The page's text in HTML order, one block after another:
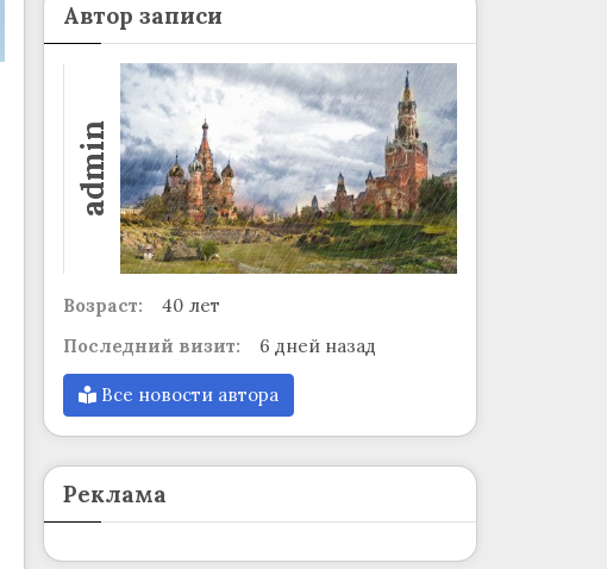
Автор записи
admin
Возраст:
40 лет
Последний визит:
6 дней назад
Все новости автора
Реклама